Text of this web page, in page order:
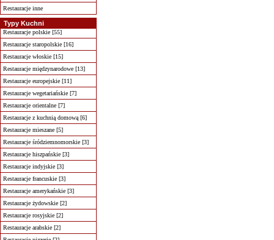
Restauracje inne
Typy Kuchni
Restauracje polskie [55]
Restauracje staropolskie [16]
Restauracje włoskie [15]
Restauracje międzynarodowe [13]
Restauracje europejskie [11]
Restauracje wegetariańskie [7]
Restauracje orientalne [7]
Restauracje z kuchnią domową [6]
Restauracje mieszane [5]
Restauracje śródziemnomorskie [3]
Restauracje hiszpańskie [3]
Restauracje indyjskie [3]
Restauracje francuskie [3]
Restauracje amerykańskie [3]
Restauracje żydowskie [2]
Restauracje rosyjskie [2]
Restauracje arabskie [2]